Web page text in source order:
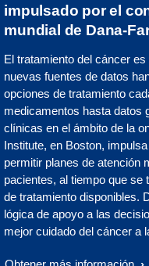
impulsado por el
mundial de Dana-
El tratamiento del cáncer
nuevas fuentes de datos
opciones de tratamiento
medicamentos hasta datos
clínicas en el ámbito de la
Institute, en Boston,
permitir planes de atención
pacientes, al tiempo que se
de tratamiento disponibles.
lógica de apoyo a las
mejor cuidado del cáncer a